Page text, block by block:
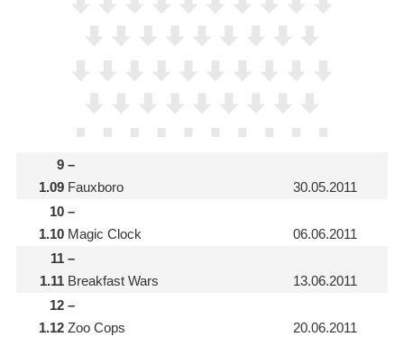
9
1.09
–
Fauxboro
30.05.2011
10
1.10
–
Magic Clock
06.06.2011
11
1.11
–
Breakfast Wars
13.06.2011
12
1.12
–
Zoo Cops
20.06.2011